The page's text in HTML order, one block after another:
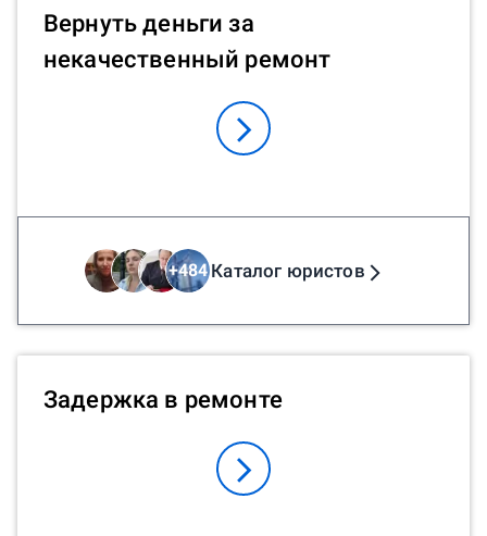
Вернуть деньги за
некачественный ремонт
+484Каталог юристов
Задержка в ремонте